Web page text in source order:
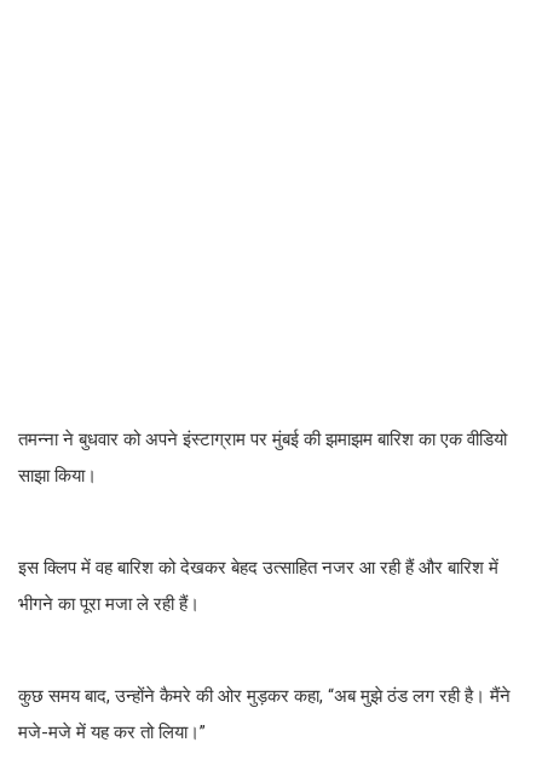
तमन्ना ने बुधवार को अपने इंस्टाग्राम पर मुंबई की झमाझम बारिश का एक वीडियो
साझा किया।
इस क्लिप में वह बारिश को देखकर बेहद उत्साहित नजर आ रही हैं और बारिश में
भीगने का पूरा मजा ले रही हैं।
कुछ समय बाद, उन्होंने कैमरे की ओर मुड़कर कहा, “अब मुझे ठंड लग रही है। मैंने
मजे-मजे में यह कर तो लिया।”